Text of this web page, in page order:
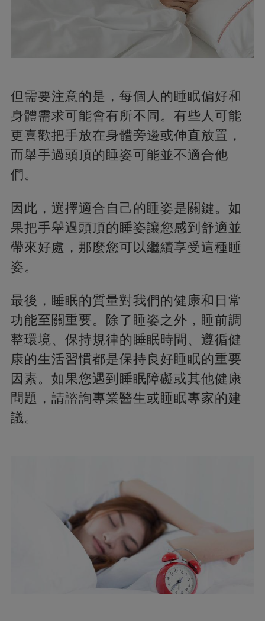
但需要注意的是，每個人的睡眠偏好和
身體需求可能會有所不同。有些人可能
更喜歡把手放在身體旁邊或伸直放置，
而舉手過頭頂的睡姿可能並不適合他
們。
因此，選擇適合自己的睡姿是關鍵。如
果把手舉過頭頂的睡姿讓您感到舒適並
帶來好處，那麼您可以繼續享受這種睡
姿。
最後，睡眠的質量對我們的健康和日常
功能至關重要。除了睡姿之外，睡前調
整環境、保持規律的睡眠時間、遵循健
康的生活習慣都是保持良好睡眠的重要
因素。如果您遇到睡眠障礙或其他健康
問題，請諮詢專業醫生或睡眠專家的建
議。